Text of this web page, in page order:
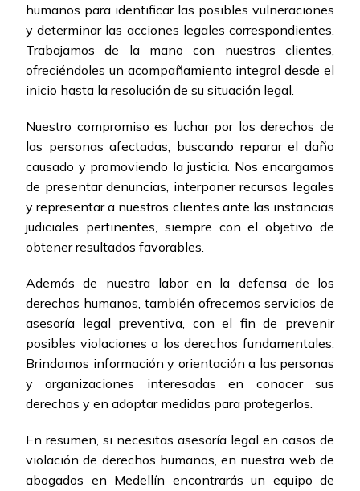
humanos para identificar las posibles vulneraciones
y determinar las acciones legales correspondientes.
Trabajamos de la mano con nuestros clientes,
ofreciéndoles un acompañamiento integral desde el
inicio hasta la resolución de su situación legal.
Nuestro compromiso es luchar por los derechos de
las personas afectadas, buscando reparar el daño
causado y promoviendo la justicia. Nos encargamos
de presentar denuncias, interponer recursos legales
y representar a nuestros clientes ante las instancias
judiciales pertinentes, siempre con el objetivo de
obtener resultados favorables.
Además de nuestra labor en la defensa de los
derechos humanos, también ofrecemos servicios de
asesoría legal preventiva, con el fin de prevenir
posibles violaciones a los derechos fundamentales.
Brindamos información y orientación a las personas
y organizaciones interesadas en conocer sus
derechos y en adoptar medidas para protegerlos.
En resumen, si necesitas asesoría legal en casos de
violación de derechos humanos, en nuestra web de
abogados en Medellín encontrarás un equipo de